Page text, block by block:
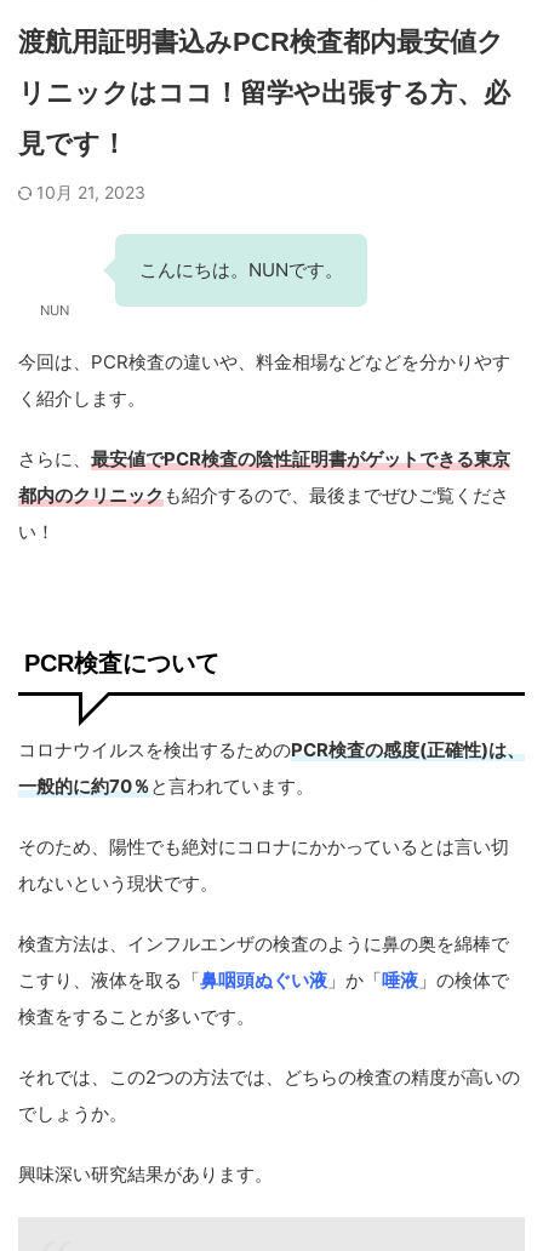
渡航用証明書込みPCR検査都内最安値ク
リニックはココ！留学や出張する方、必
見です！
10月 21, 2023
NUN
こんにちは。NUNです。
今回は、PCR検査の違いや、料金相場などなどを分かりやす
く紹介します。
さらに、 最安値でPCR検査の陰性証明書がゲットできる東京
都内のクリニックも紹介するので、最後までぜひご覧くださ
い！
PCR検査について
コロナウイルスを検出するためのPCR検査の感度(正確性)は、
一般的に約70％と言われています。
そのため、陽性でも絶対にコロナにかかっているとは言い切
れないという現状です。
検査方法は、インフルエンザの検査のように鼻の奥を綿棒で
こすり、液体を取る「鼻咽頭ぬぐい液 」か「唾液 」の検体で
検査をすることが多いです。
それでは、この2つの方法では、どちらの検査の精度が高いの
でしょうか。
興味深い研究結果があります。